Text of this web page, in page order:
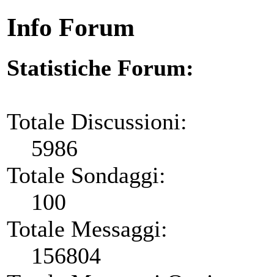
Info Forum
Statistiche Forum:
Totale Discussioni:
5986
Totale Sondaggi:
100
Totale Messaggi:
156804